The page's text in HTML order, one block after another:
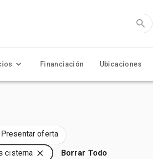
Financiación Ubicaciones
Presentar oferta
cisterna
Borrar Todo